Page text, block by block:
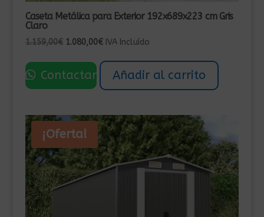
Caseta Metálica para Exterior 192x689x223 cm Gris
Claro
1.159,00€ El
original
era:
1.080,00€El
actual
es:
IVA Incluído
Contactar Añadir al carrito
¡Oferta!